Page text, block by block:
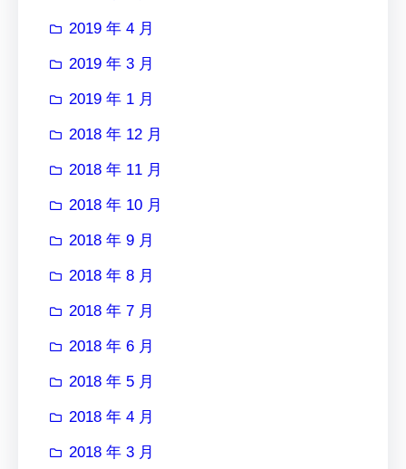
2019 年 4 月
2019 年 3 月
2019 年 1 月
2018 年 12 月
2018 年 11 月
2018 年 10 月
2018 年 9 月
2018 年 8 月
2018 年 7 月
2018 年 6 月
2018 年 5 月
2018 年 4 月
2018 年 3 月